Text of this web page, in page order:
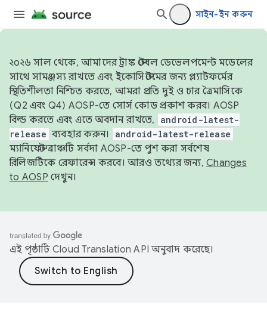
সাইন-ইন করুন
২০২৬ সাল থেকে, আমাদের ট্রাঙ্ক স্টেবল ডেভেলপমেন্ট মডেলের
সাথে সামঞ্জস্য রাখতে এবং ইকোসিস্টেমের জন্য প্ল্যাটফর্মের
স্থিতিশীলতা নিশ্চিত করতে, আমরা প্রতি দুই ও চার ত্রৈমাসিকে
(Q2 এবং Q4) AOSP-তে সোর্স কোড প্রকাশ করব। AOSP
বিল্ড করতে এবং এতে অবদান রাখতে,
android-latest-
release ব্যবহার করুন। android-latest-release
ম্যানিফেস্ট ব্রাঞ্চটি সর্বদা AOSP-তে পুশ করা সর্বশেষ
রিলিজটিকে রেফারেন্স করবে। আরও তথ্যের জন্য, Changes
to AOSP দেখুন।
এই পৃষ্ঠাটি Cloud Translation API অনুবাদ করেছে।